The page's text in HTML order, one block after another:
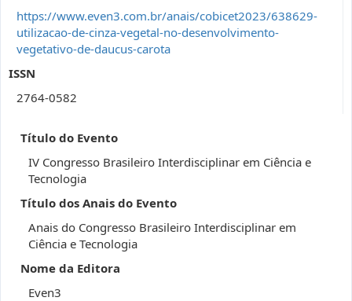
https://www.even3.com.br/anais/cobicet2023/638629-
utilizacao-de-cinza-vegetal-no-desenvolvimento-
vegetativo-de-daucus-carota
ISSN
2764-0582
Título do Evento
IV Congresso Brasileiro Interdisciplinar em Ciência e
Tecnologia
Título dos Anais do Evento
Anais do Congresso Brasileiro Interdisciplinar em
Ciência e Tecnologia
Nome da Editora
Even3